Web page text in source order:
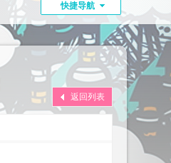
快捷导航
返回列表